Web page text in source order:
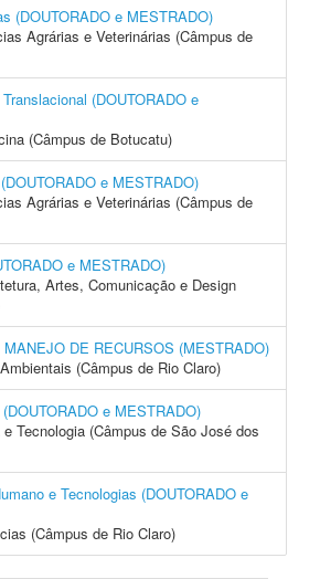
(DOUTORADO e MESTRADO)
Agrárias e Veterinárias (Câmpus de
(DOUTORADO e
(Câmpus de Botucatu)
e MESTRADO)
Agrárias e Veterinárias (Câmpus de
e MESTRADO)
Artes, Comunicação e Design
DE RECURSOS (MESTRADO)
(Câmpus de Rio Claro)
e MESTRADO)
Tecnologia (Câmpus de São José dos
e Tecnologias (DOUTORADO e
(Câmpus de Rio Claro)